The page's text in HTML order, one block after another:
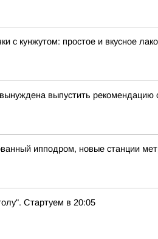
с кунжутом: простое и вкусное
выпустить
ипподром, новые станции
Стартуем в 20:05